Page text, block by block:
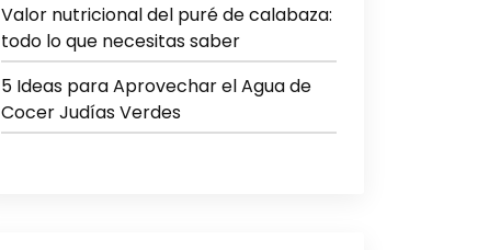
Valor nutricional del puré de calabaza:
todo lo que necesitas saber
5 Ideas para Aprovechar el Agua de
Cocer Judías Verdes